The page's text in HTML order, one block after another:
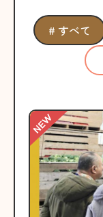
# すべて